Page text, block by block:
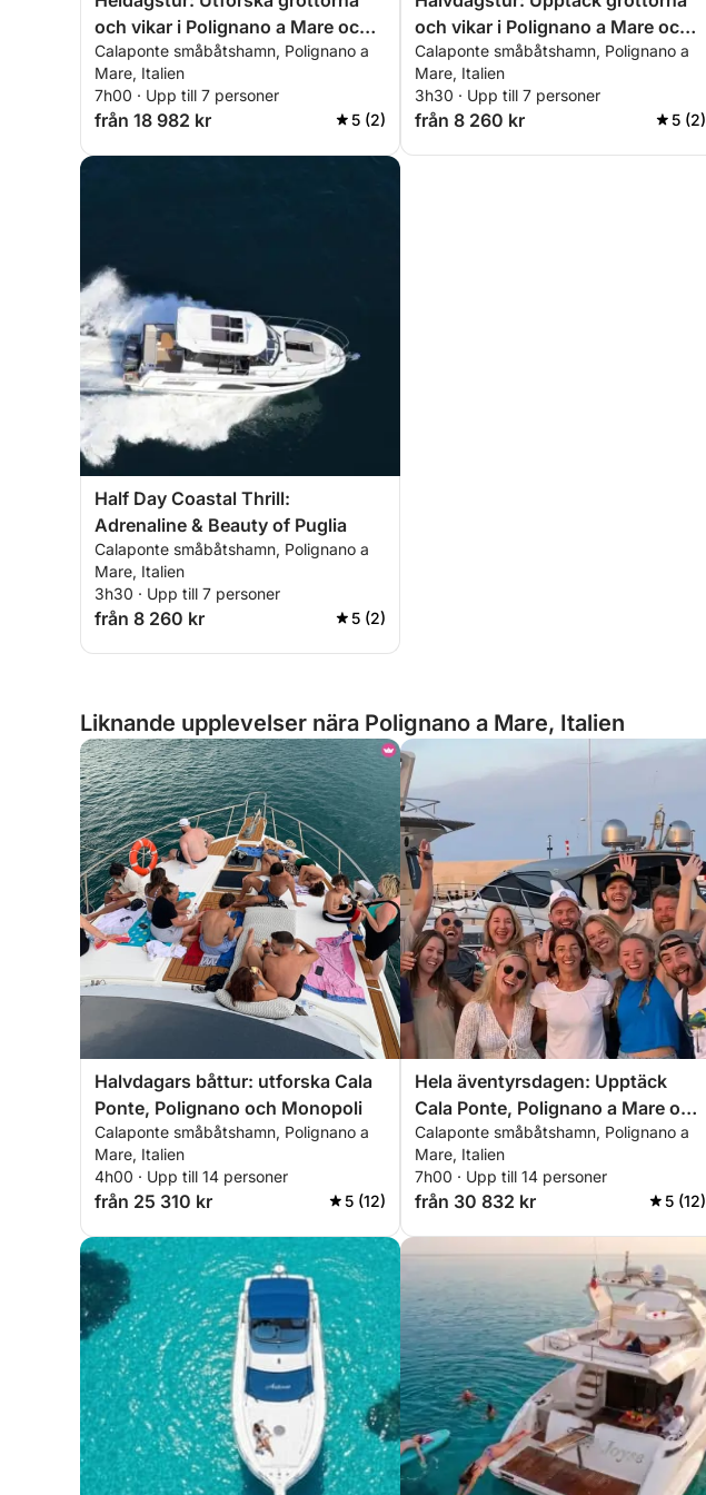
och vikar i Polignano a Mare och
Monopoli
Calaponte småbåtshamn, Polignano a
Mare, Italien
7h00 · Upp till 7 personer
från 18 982 kr 5 (2)
och vikar i Polignano a Mare och
Monopoli
Calaponte småbåtshamn, Polignano a
Mare, Italien
3h30 · Upp till 7 personer
från 8 260 kr 5 (2)
Half Day Coastal Thrill:
Adrenaline & Beauty of Puglia
Calaponte småbåtshamn, Polignano a
Mare, Italien
3h30 · Upp till 7 personer
från 8 260 kr 5 (2)
Liknande upplevelser nära Polignano a Mare, Italien
Halvdagars båttur: utforska Cala
Ponte, Polignano och Monopoli
Calaponte småbåtshamn, Polignano a
Mare, Italien
4h00 · Upp till 14 personer
från 25 310 kr 5 (12)
Hela äventyrsdagen: Upptäck
Cala Ponte, Polignano a Mare och
Monopoli
Calaponte småbåtshamn, Polignano a
Mare, Italien
7h00 · Upp till 14 personer
från 30 832 kr 5 (12)